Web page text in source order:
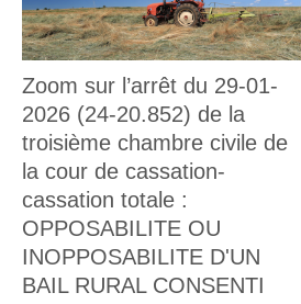
Zoom sur l’arrêt du 29-01-
2026 (24-20.852) de la
troisième chambre civile de
la cour de cassation-
cassation totale :
OPPOSABILITE OU
INOPPOSABILITE D'UN
BAIL RURAL CONSENTI